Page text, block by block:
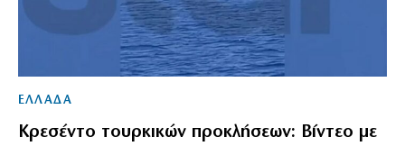
ΕΛΛΑΔΑ
Κρεσέντο τουρκικών προκλήσεων: Βίντεο με